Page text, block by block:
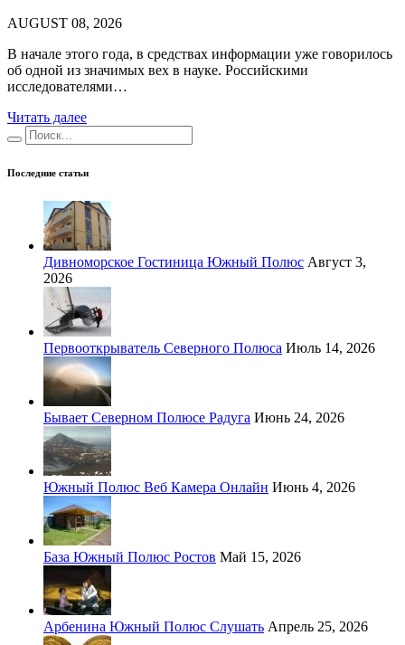
AUGUST 08, 2026
В начале этого года, в средствах информации уже говорилось
об одной из значимых вех в науке. Российскими
исследователями…
Читать далее
Последние статьи
Дивноморское Гостиница Южный Полюс Август 3,
2026
Первооткрыватель Северного Полюса Июль 14, 2026
Бывает Северном Полюсе Радуга Июнь 24, 2026
Южный Полюс Веб Камера Онлайн Июнь 4, 2026
База Южный Полюс Ростов Май 15, 2026
Арбенина Южный Полюс Слушать Апрель 25, 2026